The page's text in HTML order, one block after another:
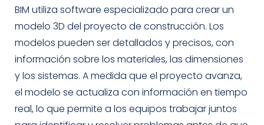
BIM utiliza software especializado para crear un
modelo 3D del proyecto de construcción. Los
modelos pueden ser detallados y precisos, con
información sobre los materiales, las dimensiones
y los sistemas. A medida que el proyecto avanza,
el modelo se actualiza con información en tiempo
real, lo que permite a los equipos trabajar juntos